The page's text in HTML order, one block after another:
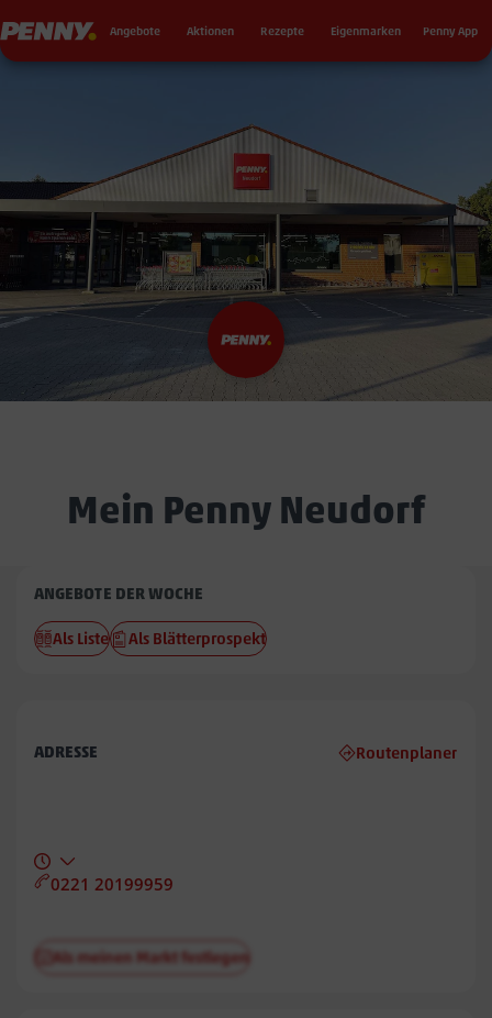
Penny Angebote Aktionen Rezepte Eigenmarken Penny App
Mein Penny Neudorf
Penny
Neudorf
ANGEBOTE DER WOCHE
Als Liste Als Blätterprospekt
ADRESSE Routenplaner
0221 20199959
Als meinen Markt festlegen